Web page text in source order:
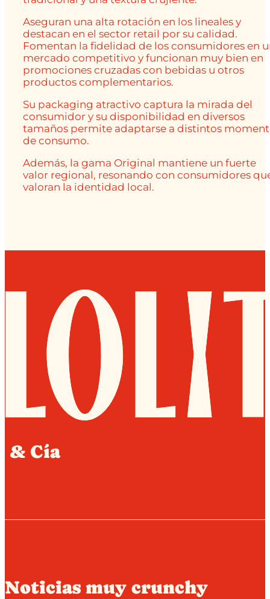
Aseguran una alta rotación en los lineales y
destacan en el sector retail por su calidad.
Fomentan la fidelidad de los consumidores en
mercado competitivo y funcionan muy bien en
promociones cruzadas con bebidas u otros
productos complementarios.
Su packaging atractivo captura la mirada del
consumidor y su disponibilidad en diversos
tamaños permite adaptarse a distintos
de consumo.
Además, la gama Original mantiene un fuerte
valor regional, resonando con consumidores
valoran la identidad local.
& Cía
Noticias muy crunchy